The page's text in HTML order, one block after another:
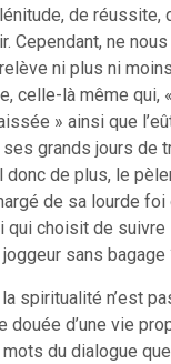
de réussite,
Cependant, ne
ni plus ni
celle-là même qui,
» ainsi que
grands jours de
donc de plus, le
de sa lourde foi
qui choisit de suivre
sans bagage
spiritualité n’est
douée d’une vie
du dialogue